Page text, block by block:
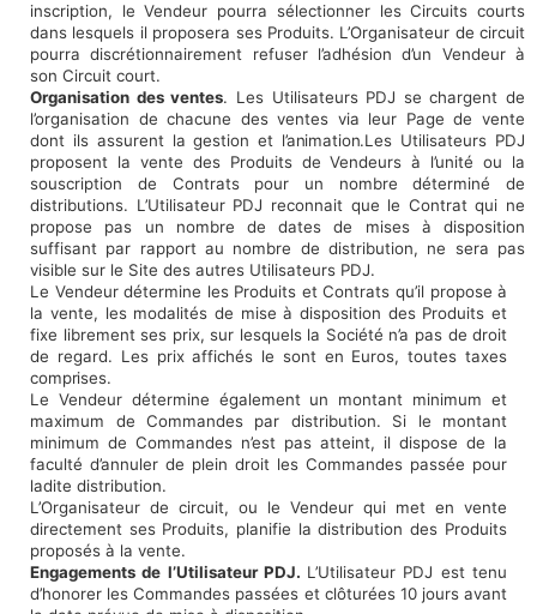
inscription, le Vendeur pourra sélectionner les Circuits courts
dans lesquels il proposera ses Produits. L’Organisateur de circuit
pourra discrétionnairement refuser l’adhésion d’un Vendeur à
son Circuit court.
Organisation des ventes. Les Utilisateurs PDJ se chargent de
l’organisation de chacune des ventes via leur Page de vente
dont ils assurent la gestion et l’animation.Les Utilisateurs PDJ
proposent la vente des Produits de Vendeurs à l’unité ou la
souscription de Contrats pour un nombre déterminé de
distributions. L’Utilisateur PDJ reconnait que le Contrat qui ne
propose pas un nombre de dates de mises à disposition
suffisant par rapport au nombre de distribution, ne sera pas
visible sur le Site des autres Utilisateurs PDJ.
Le Vendeur détermine les Produits et Contrats qu’il propose à
la vente, les modalités de mise à disposition des Produits et
fixe librement ses prix, sur lesquels la Société n’a pas de droit
de regard. Les prix affichés le sont en Euros, toutes taxes
comprises.
Le Vendeur détermine également un montant minimum et
maximum de Commandes par distribution. Si le montant
minimum de Commandes n’est pas atteint, il dispose de la
faculté d’annuler de plein droit les Commandes passée pour
ladite distribution.
L’Organisateur de circuit, ou le Vendeur qui met en vente
directement ses Produits, planifie la distribution des Produits
proposés à la vente.
Engagements de l’Utilisateur PDJ. L’Utilisateur PDJ est tenu
d’honorer les Commandes passées et clôturées 10 jours avant